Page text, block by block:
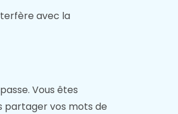
avec la
Vous êtes
partager vos mots de